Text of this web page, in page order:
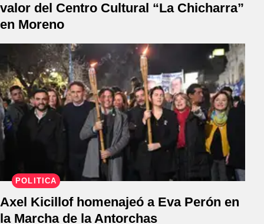
valor del Centro Cultural “La Chicharra”
en Moreno
POLÍTICA
Axel Kicillof homenajeó a Eva Perón en
la Marcha de la Antorchas